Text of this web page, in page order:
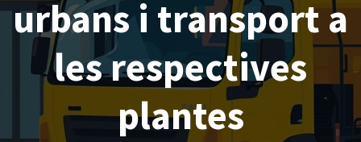
urbans i transport a
les respectives
plantes